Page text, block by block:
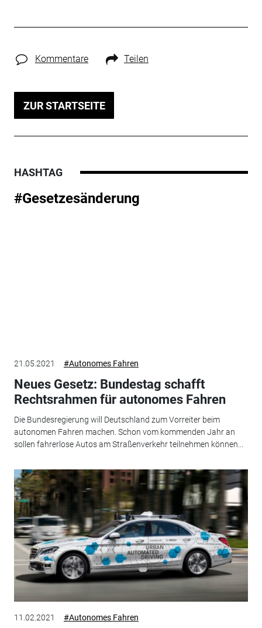
Kommentare Teilen
ZUR STARTSEITE
HASHTAG
#Gesetzesänderung
21.05.2021 #Autonomes Fahren
Neues Gesetz: Bundestag schafft
Rechtsrahmen für autonomes Fahren
Die Bundesregierung will Deutschland zum Vorreiter beim
autonomen Fahren machen. Schon vom kommenden Jahr an
sollen fahrerlose Autos am Straßenverkehr teilnehmen können...
11.02.2021 #Autonomes Fahren